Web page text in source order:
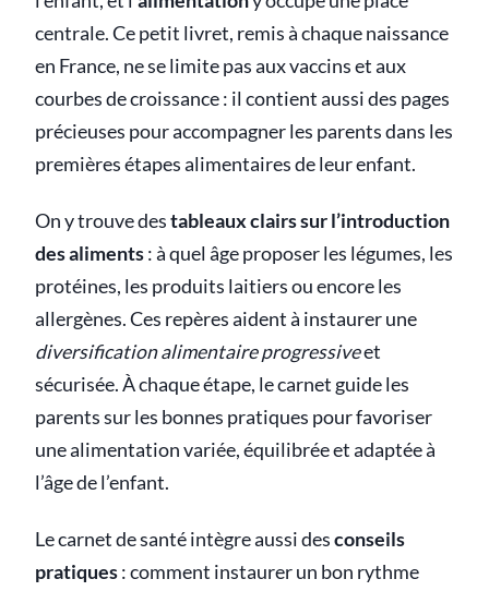
centrale. Ce petit livret, remis à chaque naissance
en France, ne se limite pas aux vaccins et aux
courbes de croissance : il contient aussi des pages
précieuses pour accompagner les parents dans les
premières étapes alimentaires de leur enfant.
On y trouve destableaux clairs sur l’introduction
des aliments: à quel âge proposer les légumes, les
protéines, les produits laitiers ou encore les
allergènes. Ces repères aident à instaurer une
diversification alimentaire progressiveet
sécurisée. À chaque étape, le carnet guide les
parents sur les bonnes pratiques pour favoriser
une alimentation variée, équilibrée et adaptée à
l’âge de l’enfant.
Le carnet de santé intègre aussi desconseils
pratiques: comment instaurer un bon rythme